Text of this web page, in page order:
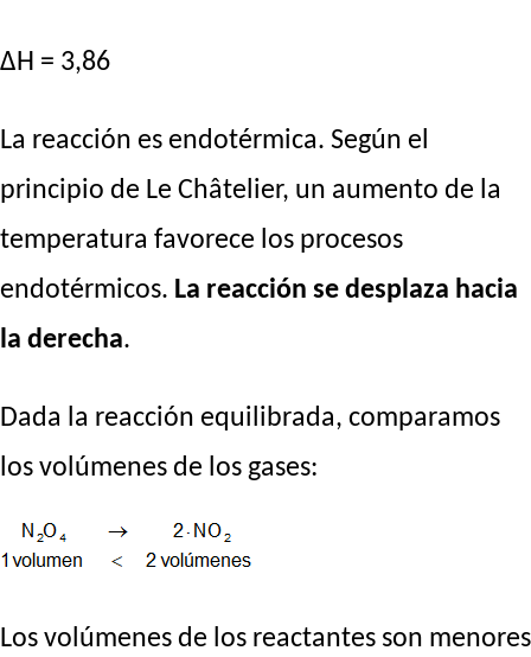
ΔH = 3,86
La reacción es endotérmica. Según el
principio de Le Châtelier, un aumento de la
temperatura favorece los procesos
endotérmicos. La reacción se desplaza hacia
la derecha.
Dada la reacción equilibrada, comparamos
los volúmenes de los gases:
Los volúmenes de los reactantes son menores